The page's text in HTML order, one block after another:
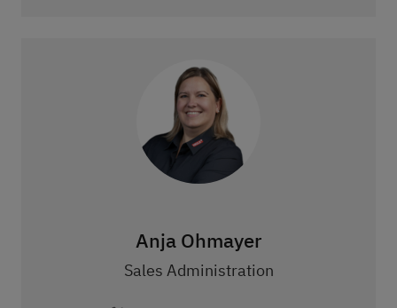
Anja Ohmayer
Sales Administration